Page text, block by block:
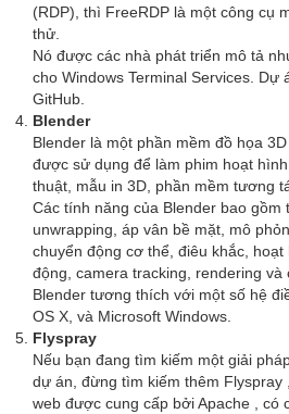
(RDP), thì FreeRDP là một công cụ
thử.
Nó được các nhà phát triển mô tả
cho Windows Terminal Services. Dự
GitHub.
Blender
Blender là một phần mềm đồ họa
được sử dụng để làm phim hoạt
thuật, mẫu in 3D, phần mềm tương
Các tính năng của Blender bao gồm
unwrapping, áp vân bề mặt, mô
chuyển động cơ thể, điêu khắc,
động, camera tracking, rendering và
Blender tương thích với một số hệ
OS X, và Microsoft Windows.
Flyspray
Nếu bạn đang tìm kiếm một giải
dự án, đừng tìm kiếm thêm Flyspray
web được cung cấp bởi Apache , có